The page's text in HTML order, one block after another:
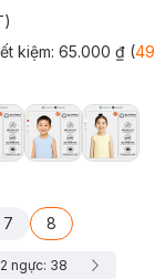
kiệm: 65.000 ₫(49
7 8
ngực: 38